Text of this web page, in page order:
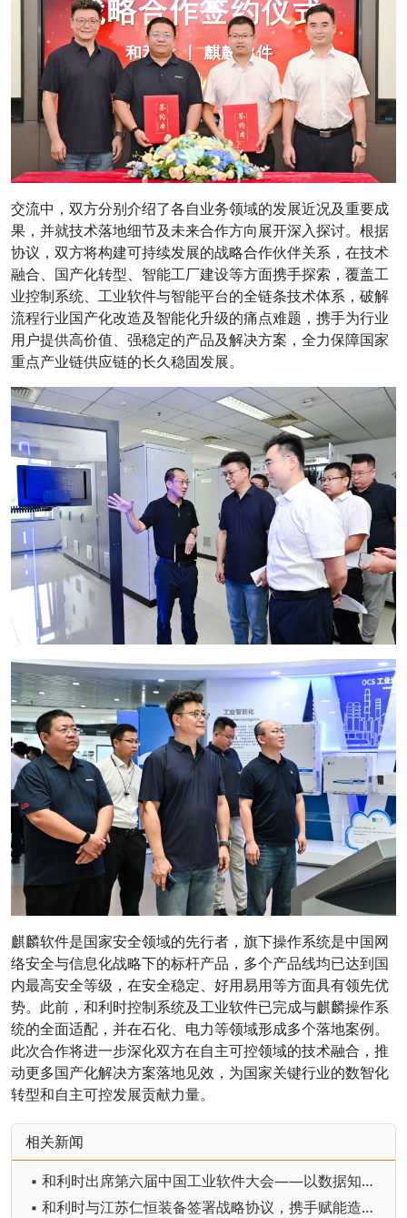
交流中，双方分别介绍了各自业务领域的发展近况及重要成
果，并就技术落地细节及未来合作方向展开深入探讨。根据
协议，双方将构建可持续发展的战略合作伙伴关系，在技术
融合、国产化转型、智能工厂建设等方面携手探索，覆盖工
业控制系统、工业软件与智能平台的全链条技术体系，破解
流程行业国产化改造及智能化升级的痛点难题，携手为行业
用户提供高价值、强稳定的产品及解决方案，全力保障国家
重点产业链供应链的长久稳固发展。
麒麟软件是国家安全领域的先行者，旗下操作系统是中国网
络安全与信息化战略下的标杆产品，多个产品线均已达到国
内最高安全等级，在安全稳定、好用易用等方面具有领先优
势。此前，和利时控制系统及工业软件已完成与麒麟操作系
统的全面适配，并在石化、电力等领域形成多个落地案例。
此次合作将进一步深化双方在自主可控领域的技术融合，推
动更多国产化解决方案落地见效，为国家关键行业的数智化
转型和自主可控发展贡献力量。
相关新闻
▪ 和利时出席第六届中国工业软件大会——以数据知识双轮驱动赋能工业AI革新
▪ 和利时与江苏仁恒装备签署战略协议，携手赋能造纸行业高质量发展